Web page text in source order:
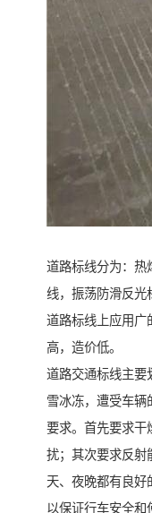
道路标线分为：热
线，振荡防滑反光
道路标线上应用广
高，造价低。
道路交通标线主要
雪冰冻，遭受车辆
要求。首先要求干
扰；其次要求反射
天、夜晚都有良好
以保证行车安全和